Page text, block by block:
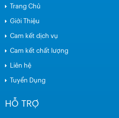
Trang Chủ
Giới Thiệu
Cam kết dịch vụ
Cam kết chất lượng
Liên hệ
Tuyển Dụng
HỖ TRỢ